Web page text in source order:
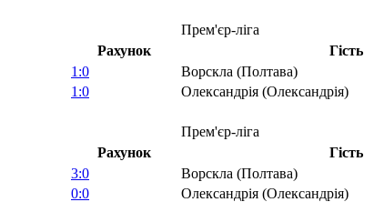
Прем'єр-ліга
Рахунок Гість
1:0 Ворскла (Полтава)
1:0 Олександрія (Олександрія)
Прем'єр-ліга
Рахунок Гість
3:0 Ворскла (Полтава)
0:0 Олександрія (Олександрія)